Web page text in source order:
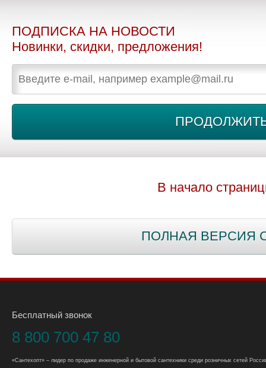
ПОДПИСКА НА НОВОСТИ
Новинки, скидки, предложения!
В начало
ПОЛНАЯ ВЕРСИЯ
Бесплатный звонок
8 800 700 47 80
«Сантехопт» – лидер по продаже инженерной и бытовой сантехники среди розничных сетей